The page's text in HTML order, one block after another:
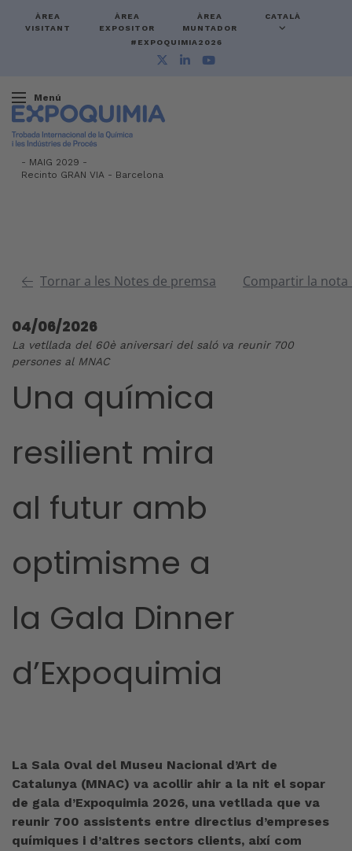
ÀREA
VISITANT
ÀREA
EXPOSITOR
ÀREA
MUNTADOR
CATALÀ
#EXPOQUIMIA2026
Menú
- MAIG 2029 -
Recinto GRAN VIA - Barcelona
Tornar a les Notes de premsa Compartir la nota
04/06/2026
La vetllada del 60è aniversari del saló va reunir 700
persones al MNAC
Una química
resilient mira
al futur amb
optimisme a
la Gala Dinner
d’Expoquimia
La Sala Oval del Museu Nacional d’Art de
Catalunya (MNAC) va acollir ahir a la nit el sopar
de gala d’Expoquimia 2026, una vetllada que va
reunir 700 assistents entre directius d’empreses
químiques i d’altres sectors clients, així com